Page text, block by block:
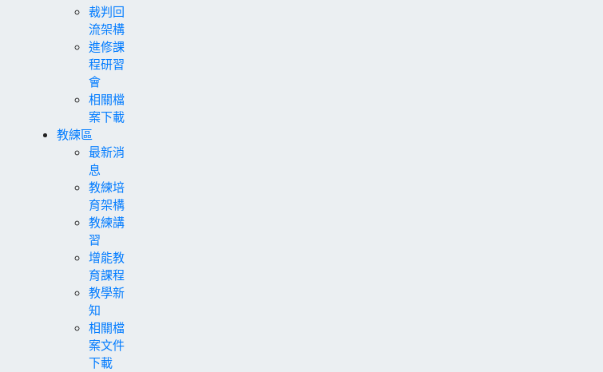
裁判回
流架構
進修課
程研習
會
相關檔
案下載
教練區
最新消
息
教練培
育架構
教練講
習
增能教
育課程
教學新
知
相關檔
案文件
下載